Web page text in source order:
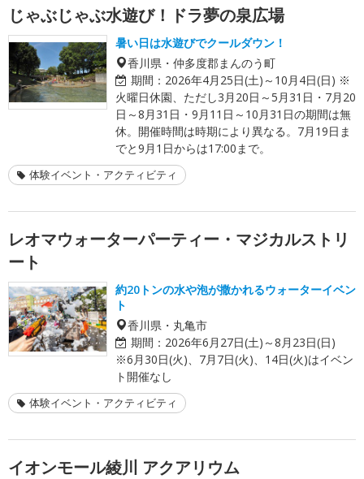
じゃぶじゃぶ水遊び！ドラ夢の泉広場
暑い日は水遊びでクールダウン！
香川県・仲多度郡まんのう町
期間： 2026年4月25日(土)～10月4日(日) ※
火曜日休園、ただし3月20日～5月31日・7月20
日～8月31日・9月11日～10月31日の期間は無
休。開催時間は時期により異なる。7月19日ま
でと9月1日からは17:00まで。
体験イベント・アクティビティ
レオマウォーターパーティー・マジカルストリ
ート
約20トンの水や泡が撒かれるウォーターイベン
ト
香川県・丸亀市
期間： 2026年6月27日(土)～8月23日(日)
※6月30日(火)、7月7日(火)、14日(火)はイベン
ト開催なし
体験イベント・アクティビティ
イオンモール綾川 アクアリウム